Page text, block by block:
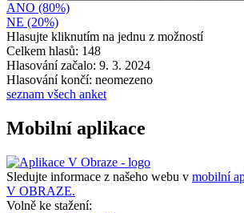
ANO (80%)
NE (20%)
Hlasujte kliknutím na jednu z možností
Celkem hlasů: 148
Hlasování začalo: 9. 3. 2024
Hlasování končí: neomezeno
seznam všech anket
Mobilní aplikace
Sledujte informace z našeho webu v mobilní
V OBRAZE.
Volně ke stažení: